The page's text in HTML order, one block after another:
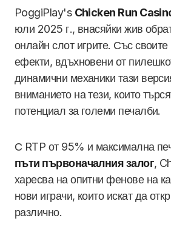
PoggiPlay's Chicken Run
юли 2025 г., внасяйки жив
онлайн слот игрите. Със
ефекти, вдъхновени от
динамични механики тази
вниманието на тези, които
потенциал за големи печалби.
С RTP от 95% и максимална
пъти първоначалния залог,
харесва на опитни фенове на
нови играчи, които искат да
различно.